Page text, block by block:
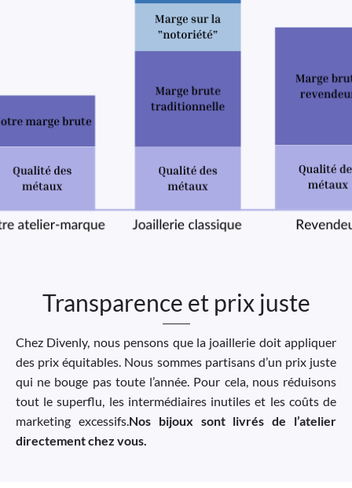
Transparence et prix juste
Chez Divenly, nous pensons que la joaillerie doit appliquer
des prix équitables. Nous sommes partisans d’un prix juste
qui ne bouge pas toute l’année. Pour cela, nous réduisons
tout le superflu, les intermédiaires inutiles et les coûts de
marketing excessifs. Nos bijoux sont livrés de l’atelier
directement chez vous.